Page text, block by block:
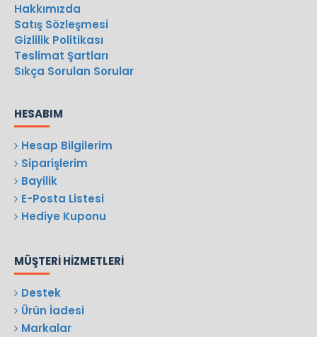
Hakkımızda
Satış Sözleşmesi
Gizlilik Politikası
Teslimat Şartları
Sıkça Sorulan Sorular
HESABIM
Hesap Bilgilerim
Siparişlerim
Bayilik
E-Posta Listesi
Hediye Kuponu
MÜŞTERI HIZMETLERI
Destek
Ürün İadesi
Markalar